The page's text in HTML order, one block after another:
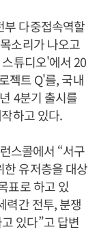
부 다중접속역할
소리가 나오고
튜디오'에서 20
젝트 Q'를, 국내
4분기 출시를
하고 있다.
스콜에서 “서구
한 유저층을 대상
표로 하고 있
력간 전투, 분쟁
있다”고 답변